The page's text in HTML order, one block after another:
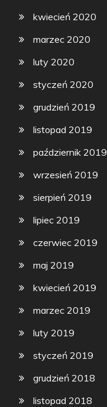
kwiecień 2020
marzec 2020
luty 2020
styczeń 2020
grudzień 2019
listopad 2019
październik 2019
wrzesień 2019
sierpień 2019
lipiec 2019
czerwiec 2019
maj 2019
kwiecień 2019
marzec 2019
luty 2019
styczeń 2019
grudzień 2018
listopad 2018